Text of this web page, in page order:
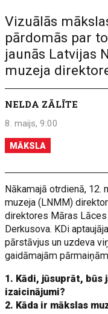
Vizuālās
pārdomās par
jaunās Latvijas
muzeja
NELDA ZĀLĪTE
8. maijs, 9:00
MĀKSLA
Nākamajā otrdienā, 12.
muzeja (LNMM)
direktores Māras
Derkusova. KDi
pārstāvjus un uzdeva
gaidāmajām
1. Kādi, jūsuprāt, būs
izaicinājumi?
2. Kāda ir mākslas